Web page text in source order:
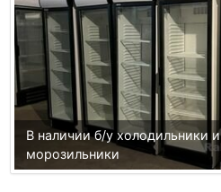
В наличии б/у холодильники и
морозильники